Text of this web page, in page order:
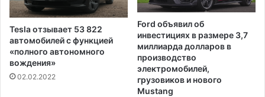
я
Tesla отзывает 53 822
автомобилей с функцией
«полного автономного
вождения»
02.02.2022
Ford объявил об
инвестициях в размере 3,7
миллиарда долларов в
производство
электромобилей,
грузовиков и нового
Mustang